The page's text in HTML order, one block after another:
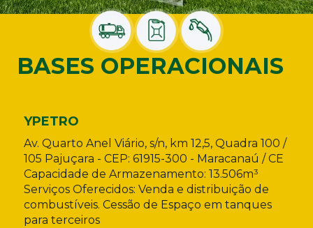
BASES OPERACIONAIS
YPETRO
Av. Quarto Anel Viário, s/n, km 12,5, Quadra 100 /
105 Pajuçara - CEP: 61915-300 - Maracanaú / CE
Capacidade de Armazenamento: 13.506m³
Serviços Oferecidos: Venda e distribuição de
combustíveis. Cessão de Espaço em tanques
para terceiros